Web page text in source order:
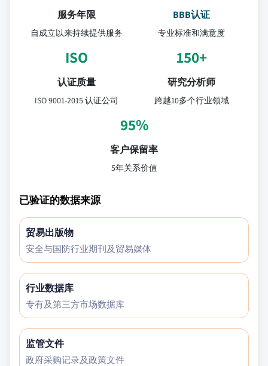
服务年限
自成立以来持续提供服务
BBB认证
专业标准和满意度
ISO
认证质量
ISO 9001-2015 认证公司
150+
研究分析师
跨越10多个行业领域
95%
客户保留率
5年关系价值
已验证的数据来源
贸易出版物
安全与国防行业期刊及贸易媒体
行业数据库
专有及第三方市场数据库
监管文件
政府采购记录及政策文件